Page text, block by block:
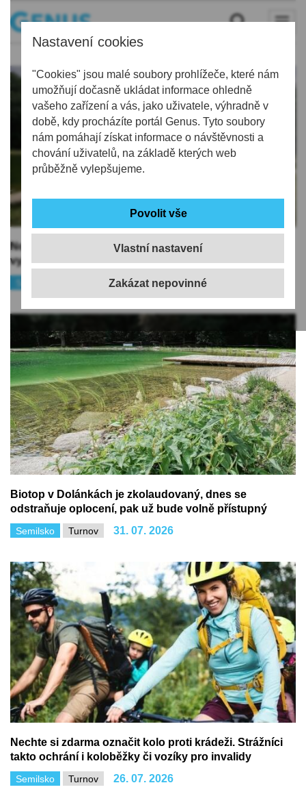
Nastavení cookies
"Cookies" jsou malé soubory prohlížeče, které nám
umožňují dočasně ukládat informace ohledně
vašeho zařízení a vás, jako uživatele, výhradně v
době, kdy procházíte portál Genus. Tyto soubory
nám pomáhají získat informace o návštěvnosti a
chování uživatelů, na základě kterých web
průběžně vylepšujeme.
Vlastní nastavení
Nové přírodní koupaliště v Dolánkách u Turnova dnes
vyzkoušely desítky lidí. Za vstup se neplatí
Semilsko 01. 08. 2026
Biotop v Dolánkách je zkolaudovaný, dnes se
odstraňuje oplocení, pak už bude volně přístupný
Semilsko Turnov 31. 07. 2026
Nechte si zdarma označit kolo proti krádeži. Strážníci
takto ochrání i koloběžky či vozíky pro invalidy
Semilsko Turnov 26. 07. 2026